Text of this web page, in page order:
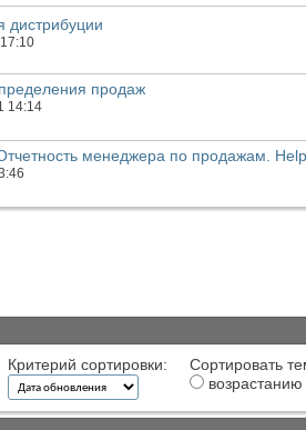
дистрибуции
продаж
14:14
менеджера по продажам.
Критерий сортировки:
Сортировать
возрастанию